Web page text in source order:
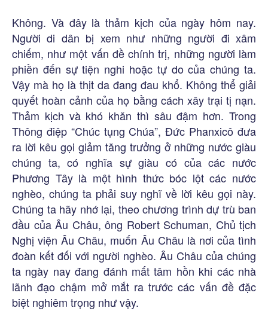
Không. Và đây là thảm kịch của ngày hôm nay.
Người di dân bị xem như những người đi xâm
chiếm, như một vấn đề chính trị, những người làm
phiền đến sự tiện nghi hoặc tự do của chúng ta.
Vậy mà họ là thịt da đang đau khổ. Không thể giải
quyết hoàn cảnh của họ bằng cách xây trại tị nạn.
Thảm kịch và khó khăn thì sâu đậm hơn. Trong
Thông điệp “Chúc tụng Chúa”, Đức Phanxicô đưa
ra lời kêu gọi giảm tăng trưởng ở những nước giàu
chúng ta, có nghĩa sự giàu có của các nước
Phương Tây là một hình thức bóc lột các nước
nghèo, chúng ta phải suy nghĩ về lời kêu gọi này.
Chúng ta hãy nhớ lại, theo chương trình dự trù ban
đầu của Âu Châu, ông Robert Schuman, Chủ tịch
Nghị viện Âu Châu, muốn Âu Châu là nơi của tình
đoàn kết đối với người nghèo. Âu Châu của chúng
ta ngày nay đang đánh mất tâm hồn khi các nhà
lãnh đạo chậm mở mắt ra trước các vấn đề đặc
biệt nghiêm trọng như vậy.